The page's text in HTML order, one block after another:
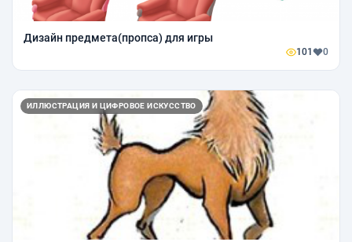
Дизайн предмета(пропса) для игры
101 0
ИЛЛЮСТРАЦИЯ И ЦИФРОВОЕ ИСКУССТВО